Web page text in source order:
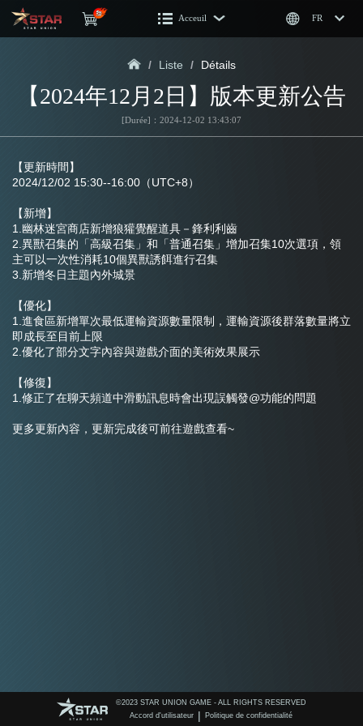
Acceuil FR
/ Liste / Détails
【2024年12月2日】版本更新公告
[Durée]：2024-12-02 13:43:07
【更新時間】
2024/12/02 15:30--16:00（UTC+8）
【新增】
1.幽林迷宮商店新增狼獾覺醒道具－鋒利利齒
2.異獸召集的「高級召集」和「普通召集」增加召集10次選項，領
主可以一次性消耗10個異獸誘餌進行召集
3.新增冬日主題內外城景
【優化】
1.進食區新增單次最低運輸資源數量限制，運輸資源後群落數量將立
即成長至目前上限
2.優化了部分文字內容與遊戲介面的美術效果展示
【修復】
1.修正了在聊天頻道中滑動訊息時會出現誤觸發@功能的問題
更多更新內容，更新完成後可前往遊戲查看~
©️2023 STAR UNION GAME - ALL RIGHTS RESERVED
Accord d'utilisateur | Politique de confidentialité